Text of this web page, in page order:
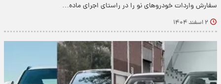
سفارش واردات خودروهای نو را در راستای اجرای ماده…
۲ اسفند ۱۴۰۴